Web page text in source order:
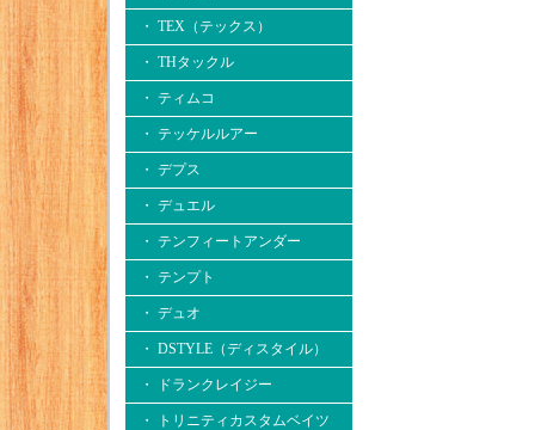
・ TEX（テックス）
・ THタックル
・ ティムコ
・ テッケルルアー
・ デプス
・ デュエル
・ テンフィートアンダー
・ テンプト
・ デュオ
・ DSTYLE（ディスタイル）
・ ドランクレイジー
・ トリニティカスタムベイツ